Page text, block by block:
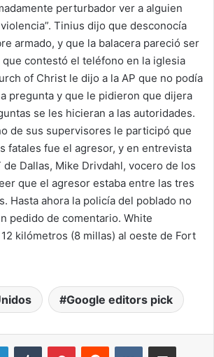
perturbador ver a alguien
Tinius dijo que desconocía
armado, y que la balacera pareció ser
que contestó el teléfono en la iglesia
of Christ le dijo a la AP que no podía
pregunta y que le pidieron que dijera
se les hicieran a las autoridades.
de sus supervisores le participó que
fatales fue el agresor, y en entrevista
de Dallas, Mike Drivdahl, vocero de los
que el agresor estaba entre las tres
Hasta ahora la policía del poblado no
pedido de comentario. White
kilómetros (8 millas) al oeste de Fort
Google editors pick